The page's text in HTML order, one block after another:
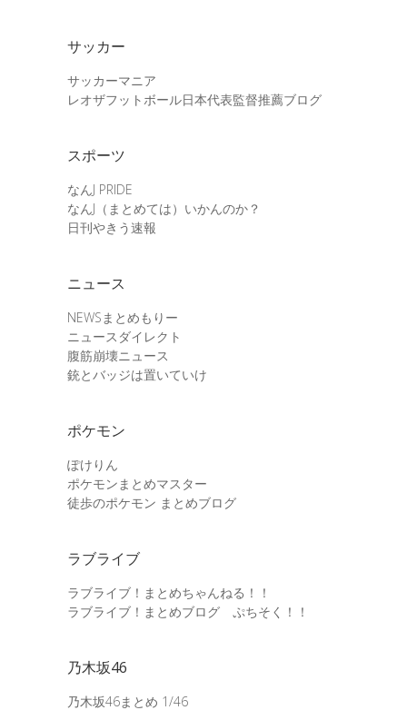
サッカー
サッカーマニア
レオザフットボール日本代表監督推薦ブログ
スポーツ
なんJ PRIDE
なんJ（まとめては）いかんのか？
日刊やきう速報
ニュース
NEWSまとめもりー
ニュースダイレクト
腹筋崩壊ニュース
銃とバッジは置いていけ
ポケモン
ぽけりん
ポケモンまとめマスター
徒歩のポケモン まとめブログ
ラブライブ
ラブライブ！まとめちゃんねる！！
ラブライブ！まとめブログ ぷちそく！！
乃木坂46
乃木坂46まとめ 1/46